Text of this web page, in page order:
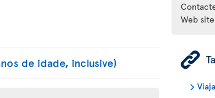
de idade, inclusive)
Web
ÿ